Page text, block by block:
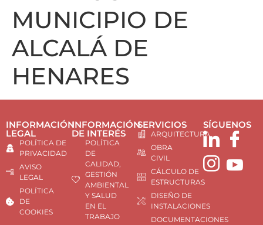
MUNICIPIO DE
ALCALÁ DE
HENARES
INFORMACIÓN
LEGAL
POLÍTICA DE
PRIVACIDAD
AVISO
LEGAL
POLÍTICA
DE
COOKIES
INFORMACIÓN
DE INTERÉS
POLÍTICA
DE
CALIDAD,
GESTIÓN
AMBIENTAL
Y SALUD
EN EL
TRABAJO
SERVICIOS
ARQUITECTURA
OBRA
CIVIL
CÁLCULO DE
ESTRUCTURAS
DISEÑO DE
INSTALACIONES
DOCUMENTACIONES
SÍGUENOS